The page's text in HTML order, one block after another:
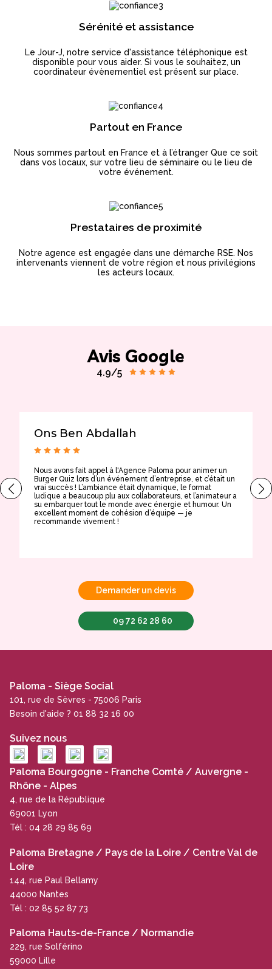
Sérénité et assistance
Le Jour-J, notre service d'assistance téléphonique est
disponible pour vous aider. Si vous le souhaitez, un
coordinateur évènementiel est présent sur place.
Partout en France
Nous sommes partout en France et à l’étranger Que ce soit
dans vos locaux, sur votre lieu de séminaire ou le lieu de
votre événement.
Prestataires de proximité
Notre agence est engagée dans une démarche RSE. Nos
intervenants viennent de votre région et nous privilégions
les acteurs locaux.
Avis Google
4.9/5
Ons Ben Abdallah
Nous avons fait appel à l'Agence Paloma pour animer un
Burger Quiz lors d’un événement d’entreprise, et c’était un
vrai succès ! L’ambiance était dynamique, le format
ludique a beaucoup plu aux collaborateurs, et l’animateur a
su embarquer tout le monde avec énergie et humour. Un
excellent moment de cohésion d’équipe — je
recommande vivement !
Demander un devis
09 72 62 28 60
Paloma - Siège Social
101, rue de Sèvres - 75006 Paris
Besoin d'aide ? 01 88 32 16 00
Suivez nous
Paloma Bourgogne - Franche Comté / Auvergne -
Rhône - Alpes
4, rue de la République
69001 Lyon
Tél : 04 28 29 85 69
Paloma Bretagne / Pays de la Loire / Centre Val de
Loire
144, rue Paul Bellamy
44000 Nantes
Tél : 02 85 52 87 73
Paloma Hauts-de-France / Normandie
229, rue Solférino
59000 Lille